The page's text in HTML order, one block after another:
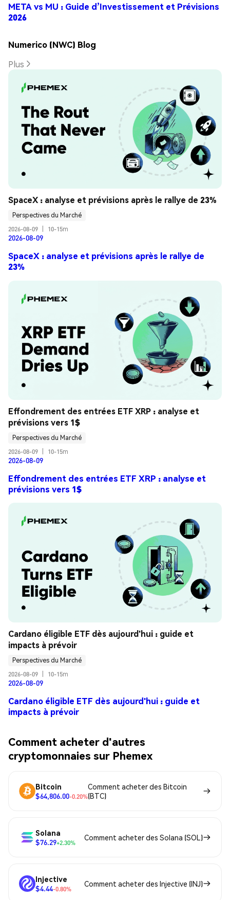
META vs MU : Guide d’Investissement et Prévisions
2026
Numerico (NWC) Blog
Plus
SpaceX : analyse et prévisions après le rallye de 23%
Perspectives du Marché
2026-08-09
10-15m
2026-08-09
SpaceX : analyse et prévisions après le rallye de
23%
Effondrement des entrées ETF XRP : analyse et
prévisions vers 1$
Perspectives du Marché
2026-08-09
10-15m
2026-08-09
Effondrement des entrées ETF XRP : analyse et
prévisions vers 1$
Cardano éligible ETF dès aujourd'hui : guide et
impacts à prévoir
Perspectives du Marché
2026-08-09
10-15m
2026-08-09
Cardano éligible ETF dès aujourd'hui : guide et
impacts à prévoir
Comment acheter d'autres
cryptomonnaies sur Phemex
Bitcoin
$64,806.00-0.20%
Comment acheter des Bitcoin
(BTC)
Solana
$76.29+2.30%
Comment acheter des Solana (SOL)
Injective
$4.44-0.80%
Comment acheter des Injective (INJ)